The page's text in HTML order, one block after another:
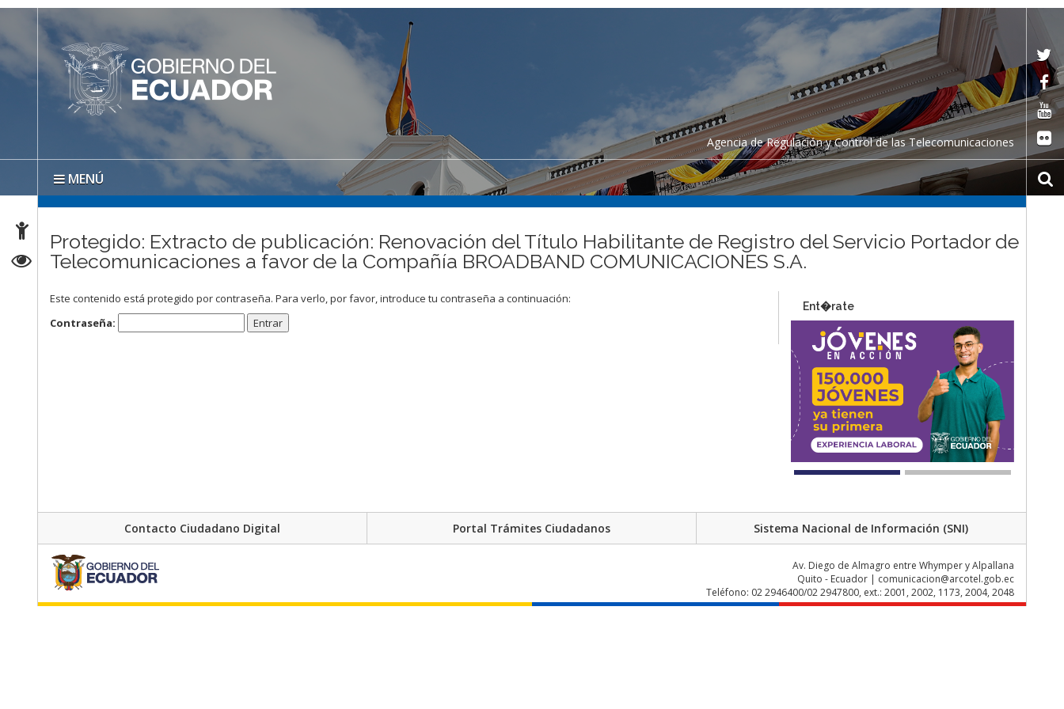
Agencia de Regulación y Control de las Telecomunicaciones
MENÚ
Protegido: Extracto de publicación: Renovación del Título Habilitante de Registro del Servicio Portador de
Telecomunicaciones a favor de la Compañía BROADBAND COMUNICACIONES S.A.
Este contenido está protegido por contraseña. Para verlo, por favor, introduce tu contraseña a continuación:
Contraseña:
Ent�rate
Contacto Ciudadano Digital Portal Trámites Ciudadanos Sistema Nacional de Información (SNI)
Av. Diego de Almagro entre Whymper y Alpallana
Quito - Ecuador | comunicacion@arcotel.gob.ec
Teléfono: 02 2946400/02 2947800, ext.: 2001, 2002, 1173, 2004, 2048